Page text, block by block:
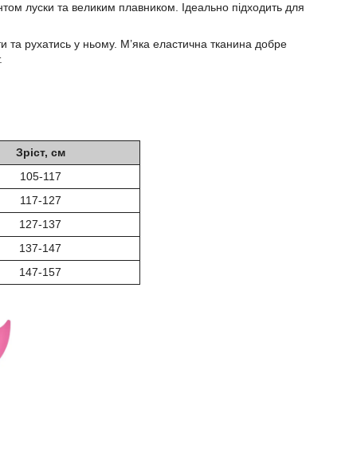
луски та великим плавником. Ідеально підходить для
та рухатись у ньому. М’яка еластична тканина добре
Зріст, см
105-117
117-127
127-137
137-147
147-157